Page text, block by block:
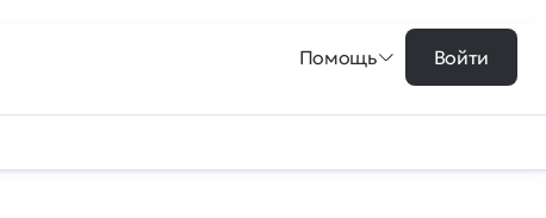
Помощь Войти